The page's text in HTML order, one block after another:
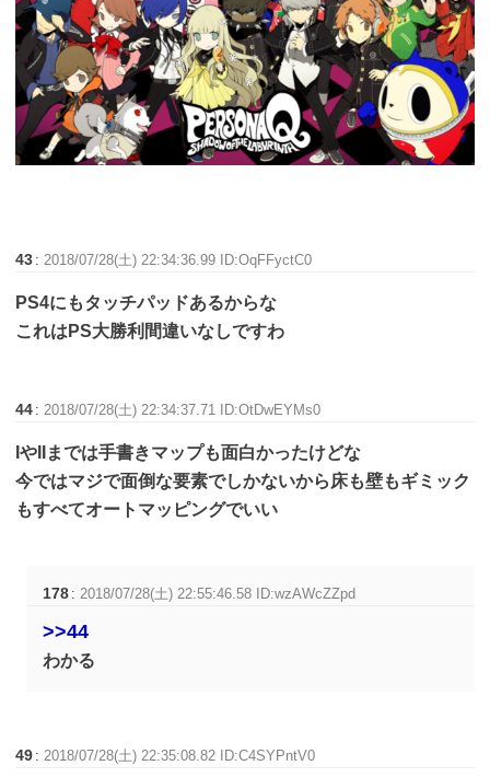
43 :2018/07/28(土) 22:34:36.99 ID:OqFFyctC0
PS4にもタッチパッドあるからな
これはPS大勝利間違いなしですわ
44 :2018/07/28(土) 22:34:37.71 ID:OtDwEYMs0
IやIIまでは手書きマップも面白かったけどな
今ではマジで面倒な要素でしかないから床も壁もギミック
もすべてオートマッピングでいい
178 :2018/07/28(土) 22:55:46.58 ID:wzAWcZZpd
>>44
わかる
49 :2018/07/28(土) 22:35:08.82 ID:C4SYPntV0